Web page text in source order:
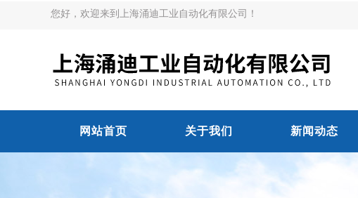
您好，欢迎来到上海涌迪工业自动化有限公司！
网站首页 关于我们 新闻动态